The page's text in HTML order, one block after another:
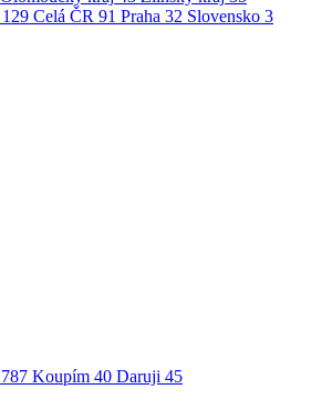
129 Celá ČR 91 Praha 32 Slovensko 3
787 Koupím 40 Daruji 45